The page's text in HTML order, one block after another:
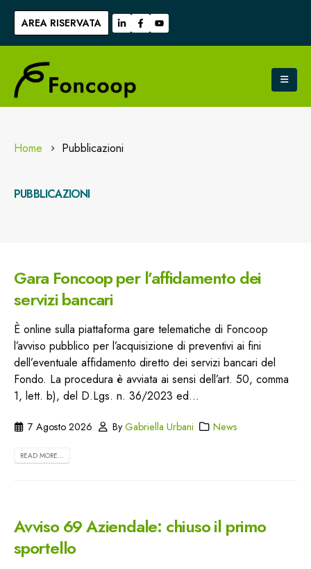
AREA RISERVATA
Home Pubblicazioni
PUBBLICAZIONI
Gara Foncoop per l’affidamento dei
servizi bancari
È online sulla piattaforma gare telematiche di Foncoop
l’avviso pubblico per l’acquisizione di preventivi ai fini
dell’eventuale affidamento diretto dei servizi bancari del
Fondo. La procedura è avviata ai sensi dell’art. 50, comma
1, lett. b), del D.Lgs. n. 36/2023 ed...
7 Agosto 2026 ByGabriella Urbani News
READ MORE...
Avviso 69 Aziendale: chiuso il primo
sportello